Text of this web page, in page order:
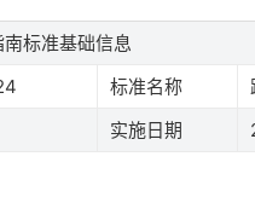
标准基础信息
标准名称
实施日期